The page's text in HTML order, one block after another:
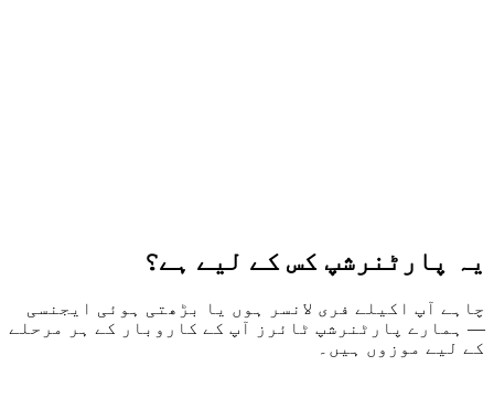
یہ پارٹنرشپ کس کے لیے ہے؟
چاہے آپ اکیلے فری لانسر ہوں یا بڑھتی ہوئی ایجنسی
— ہمارے پارٹنرشپ ٹائرز آپ کے کاروبار کے ہر مرحلے
کے لیے موزوں ہیں۔